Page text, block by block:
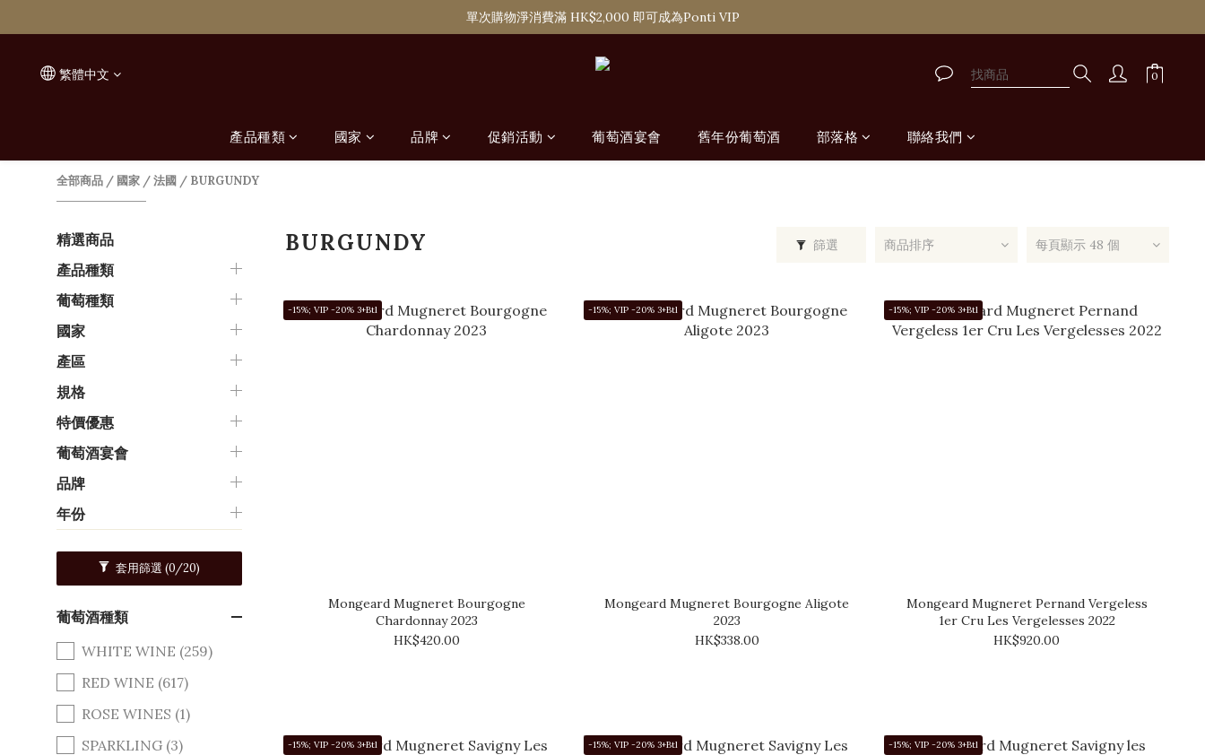
購滿 HK$1,800 即可享香港本地免費送貨服務，或選擇於6間分店免費自取
單次購物淨消費滿 HK$2,000 即可成為Ponti VIP
繁體中文
產品種類 國家 品牌 促銷活動 葡萄酒宴會 舊年份葡萄酒 部落格 聯絡我們
全部商品 / 國家 /法國 / BURGUNDY
精選商品
產品種類
葡萄種類
國家
產區
規格
特價優惠
葡萄酒宴會
品牌
年份
套用篩選 (0/20)
葡萄酒種類
WHITE WINE (259)
RED WINE (617)
ROSE WINES (1)
SPARKLING (3)
BURGUNDY 篩選 商品排序 每頁顯示 48 個
-15%; VIP -20% 3+Btl
Mongeard Mugneret Bourgogne
Chardonnay 2023
HK$420.00
-15%; VIP -20% 3+Btl
Mongeard Mugneret Bourgogne Aligote
2023
HK$338.00
-15%; VIP -20% 3+Btl
Mongeard Mugneret Pernand Vergeless
1er Cru Les Vergelesses 2022
HK$920.00
-15%; VIP -20% 3+Btl -15%; VIP -20% 3+Btl -15%; VIP -20% 3+Btl